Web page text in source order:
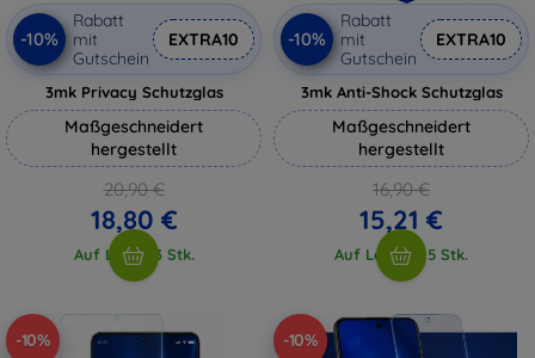
-10%
Rabatt
mit
Gutschein
EXTRA10
3mk Privacy Schutzglas
Maßgeschneidert
hergestellt
20,90 €
18,80 €
Auf Lager 3 Stk.
-10%
Rabatt
mit
Gutschein
EXTRA10
3mk Anti-Shock Schutzglas
Maßgeschneidert
hergestellt
16,90 €
15,21 €
Auf Lager > 5 Stk.
-10% -10%